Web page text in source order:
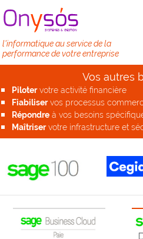
l'informatique au service de la
performance de votre entreprise
Vos autres
Pilotervotre activité financière
Fiabiliservos processus
Répondre à vos besoins
Maîtriservotre infrastructure et